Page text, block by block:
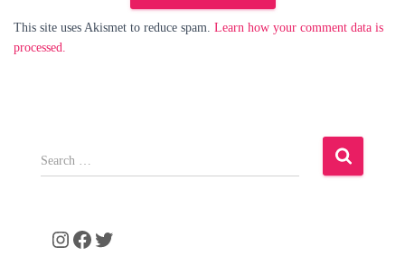
This site uses Akismet to reduce spam. Learn how your comment data is
processed.
S
e
Instagram Facebook Twitter